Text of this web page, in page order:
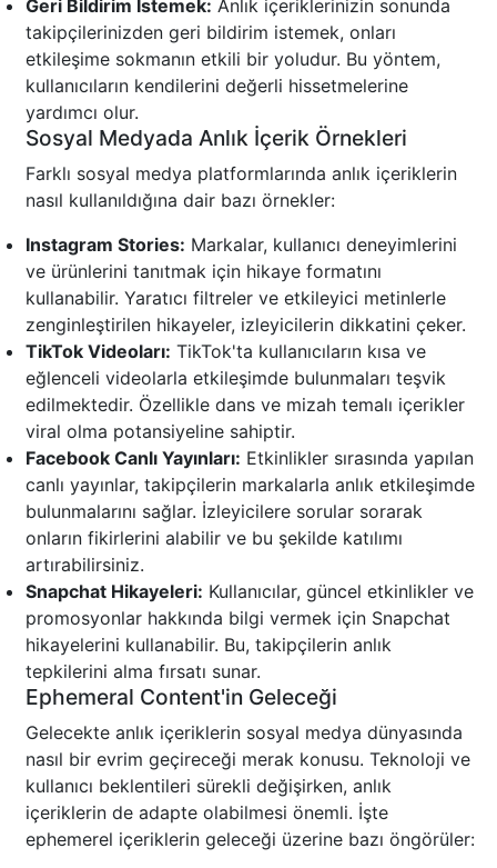
Geri Bildirim İstemek: Anlık içeriklerinizin sonunda
takipçilerinizden geri bildirim istemek, onları
etkileşime sokmanın etkili bir yoludur. Bu yöntem,
kullanıcıların kendilerini değerli hissetmelerine
yardımcı olur.
Sosyal Medyada Anlık İçerik Örnekleri
Farklı sosyal medya platformlarında anlık içeriklerin
nasıl kullanıldığına dair bazı örnekler:
Instagram Stories: Markalar, kullanıcı deneyimlerini
ve ürünlerini tanıtmak için hikaye formatını
kullanabilir. Yaratıcı filtreler ve etkileyici metinlerle
zenginleştirilen hikayeler, izleyicilerin dikkatini çeker.
TikTok Videoları: TikTok'ta kullanıcıların kısa ve
eğlenceli videolarla etkileşimde bulunmaları teşvik
edilmektedir. Özellikle dans ve mizah temalı içerikler
viral olma potansiyeline sahiptir.
Facebook Canlı Yayınları: Etkinlikler sırasında yapılan
canlı yayınlar, takipçilerin markalarla anlık etkileşimde
bulunmalarını sağlar. İzleyicilere sorular sorarak
onların fikirlerini alabilir ve bu şekilde katılımı
artırabilirsiniz.
Snapchat Hikayeleri: Kullanıcılar, güncel etkinlikler ve
promosyonlar hakkında bilgi vermek için Snapchat
hikayelerini kullanabilir. Bu, takipçilerin anlık
tepkilerini alma fırsatı sunar.
Ephemeral Content'in Geleceği
Gelecekte anlık içeriklerin sosyal medya dünyasında
nasıl bir evrim geçireceği merak konusu. Teknoloji ve
kullanıcı beklentileri sürekli değişirken, anlık
içeriklerin de adapte olabilmesi önemli. İşte
ephemerel içeriklerin geleceği üzerine bazı öngörüler: